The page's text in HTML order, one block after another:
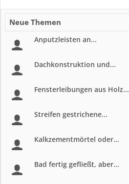
Neue Themen
Anputzleisten an...
Dachkonstruktion und...
Fensterleibungen aus Holz...
Streifen gestrichene...
Kalkzementmörtel oder...
Bad fertig gefließt, aber...